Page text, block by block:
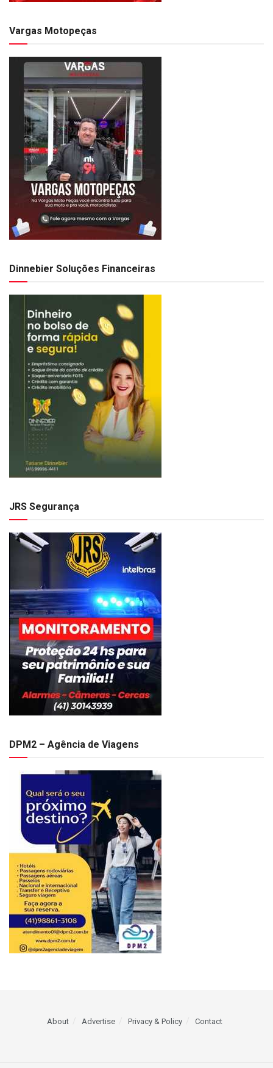
Vargas Motopeças
Dinnebier Soluções Financeiras
JRS Segurança
DPM2 – Agência de Viagens
About Advertise Privacy & Policy Contact